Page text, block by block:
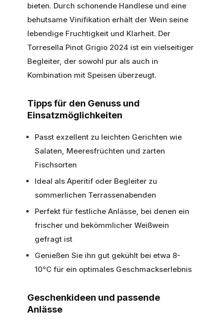
bieten. Durch schonende Handlese und eine
behutsame Vinifikation erhält der Wein seine
lebendige Fruchtigkeit und Klarheit. Der
Torresella Pinot Grigio 2024 ist ein vielseitiger
Begleiter, der sowohl pur als auch in
Kombination mit Speisen überzeugt.
Tipps für den Genuss und
Einsatzmöglichkeiten
Passt exzellent zu leichten Gerichten wie
Salaten, Meeresfrüchten und zarten
Fischsorten
Ideal als Aperitif oder Begleiter zu
sommerlichen Terrassenabenden
Perfekt für festliche Anlässe, bei denen ein
frischer und bekömmlicher Weißwein
gefragt ist
Genießen Sie ihn gut gekühlt bei etwa 8-
10°C für ein optimales Geschmackserlebnis
Geschenkideen und passende
Anlässe